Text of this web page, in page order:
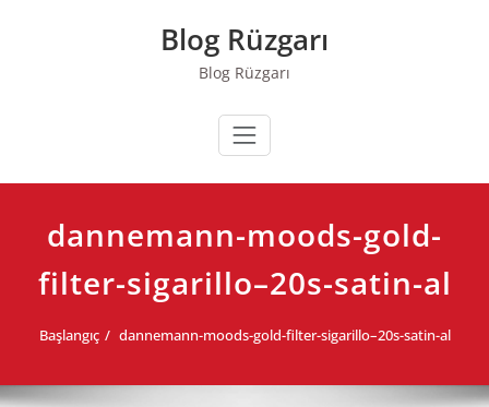
Blog Rüzgarı
Blog Rüzgarı
dannemann-moods-gold-
filter-sigarillo–20s-satin-al
Başlangıç dannemann-moods-gold-filter-sigarillo–20s-satin-al